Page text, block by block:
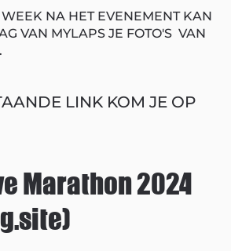
NA HET EVENEMENT KAN
VAN MYLAPS JE FOTO'S VAN
LINK KOM JE OP
Marathon 2024